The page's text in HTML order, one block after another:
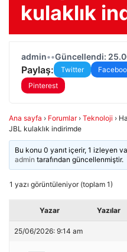
kulaklık
admin••Güncellendi:
Paylaş: Twitter
Pinterest
Ana sayfa › Forumlar › Teknoloji ›
JBL kulaklık indirimde
Bu konu 0 yanıt içerir, 1 izleyen
admin tarafından güncellenmiştir.
1 yazı görüntüleniyor (toplam 1)
Yazar Yazılar
25/06/2026: 9:14 am